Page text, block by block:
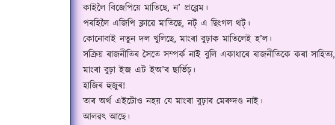
কাইলৈ বিজেপিয়ে মাতিছে,ন’ প্ৰব্লেম।
পৰহিলৈ এজিপি ক্লাৱে মাতিছে,নট্ এ ছিংগল থট্।
কোনোবাই নতুন দল খুলিছে,মাংৰা বুঢ়াক মাতিলেই হ’ল।
সক্ৰিয় ৰাজনীতিৰ সৈতে সম্পৰ্ক নাই বুলি একাধাৰে ৰাজনীতিকে কৰা সাহিত্য,
মাংৰা বুঢ়া ইজ এট ইঅ’ৰ ছাৰ্ভিচ্।
হাজিৰ হুজুৰ!
তাৰ অৰ্থ এইটোও নহয় যে মাংৰা বুঢ়াৰ মেৰুদণ্ড নাই।
আলৱৎ আছে।